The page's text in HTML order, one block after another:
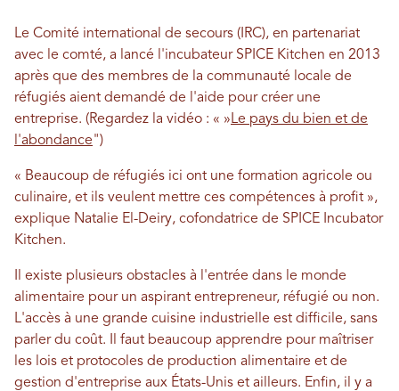
Le Comité international de secours (IRC), en partenariat
avec le comté, a lancé l'incubateur SPICE Kitchen en 2013
après que des membres de la communauté locale de
réfugiés aient demandé de l'aide pour créer une
entreprise. (Regardez la vidéo : « »Le pays du bien et de
l'abondance")
« Beaucoup de réfugiés ici ont une formation agricole ou
culinaire, et ils veulent mettre ces compétences à profit »,
explique Natalie El-Deiry, cofondatrice de SPICE Incubator
Kitchen.
Il existe plusieurs obstacles à l'entrée dans le monde
alimentaire pour un aspirant entrepreneur, réfugié ou non.
L'accès à une grande cuisine industrielle est difficile, sans
parler du coût. Il faut beaucoup apprendre pour maîtriser
les lois et protocoles de production alimentaire et de
gestion d'entreprise aux États-Unis et ailleurs. Enfin, il y a